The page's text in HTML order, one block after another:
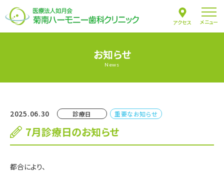
アクセス メニュー
お知らせ
News
2025.06.30 診療日 重要なお知らせ
7月診療日のお知らせ
都合により、